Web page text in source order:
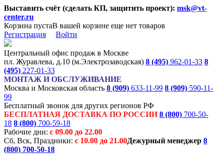
Выставить счёт (сделать КП, защитить проект): msk@vt-
center.ru
Корзина пустаВ вашей корзине еще нет товаров
Регистрация
Войти
Центральный офис продаж в Москве
пл. Журавлева, д.10 (м.Электрозаводская) 8 (495) 962-01-33 8
(495) 227-01-33
МОНТАЖ И ОБСЛУЖИВАНИЕ
Москва и Московская область 8 (909) 633-11-99 8 (909) 590-11-
99
Бесплатный звонок для других регионов РФ
БЕСПЛАТНАЯ ДОСТАВКА ПО РОССИИ 8 (800) 700-50-
18 8 (800) 700-59-18
Рабочие дни: с 09.00 до 22.00
Сб, Вск, Праздники: с 10.00 до 21.00Дежурный менеджер 8
(800) 700-50-18